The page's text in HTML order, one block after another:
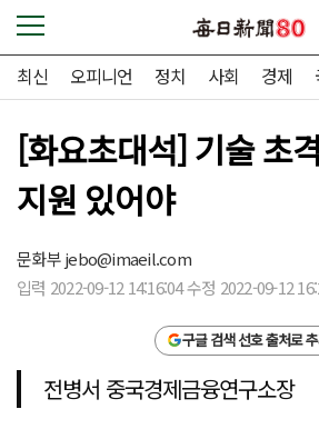
최신 오피니언 정치 사회 경제
[화요초대석] 기술 초
지원 있어야
문화부jebo@imaeil.com
입력 2022-09-12 14:16:04 수정 2022-09-12
구글 검색 선호 출처로
전병서 중국경제금융연구소장